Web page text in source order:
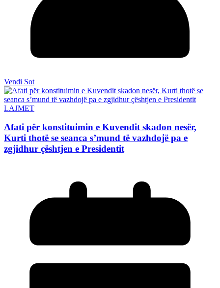
Vendi Sot
LAJMET
Afati për konstituimin e Kuvendit skadon nesër,
Kurti thotë se seanca s’mund të vazhdojë pa e
zgjidhur çështjen e Presidentit